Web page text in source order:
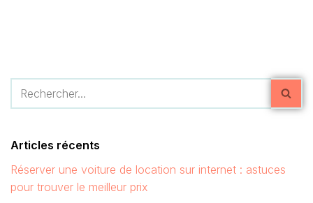
Articles récents
Réserver une voiture de location sur internet : astuces
pour trouver le meilleur prix